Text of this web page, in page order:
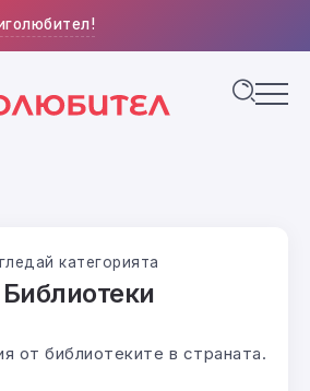
категорията
Библиотеки
от библиотеките в страната.